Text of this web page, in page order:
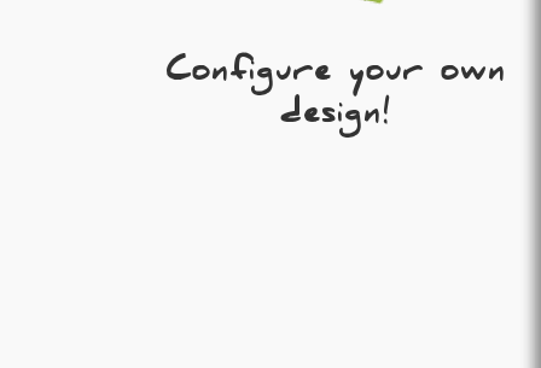
Configure your own
design!